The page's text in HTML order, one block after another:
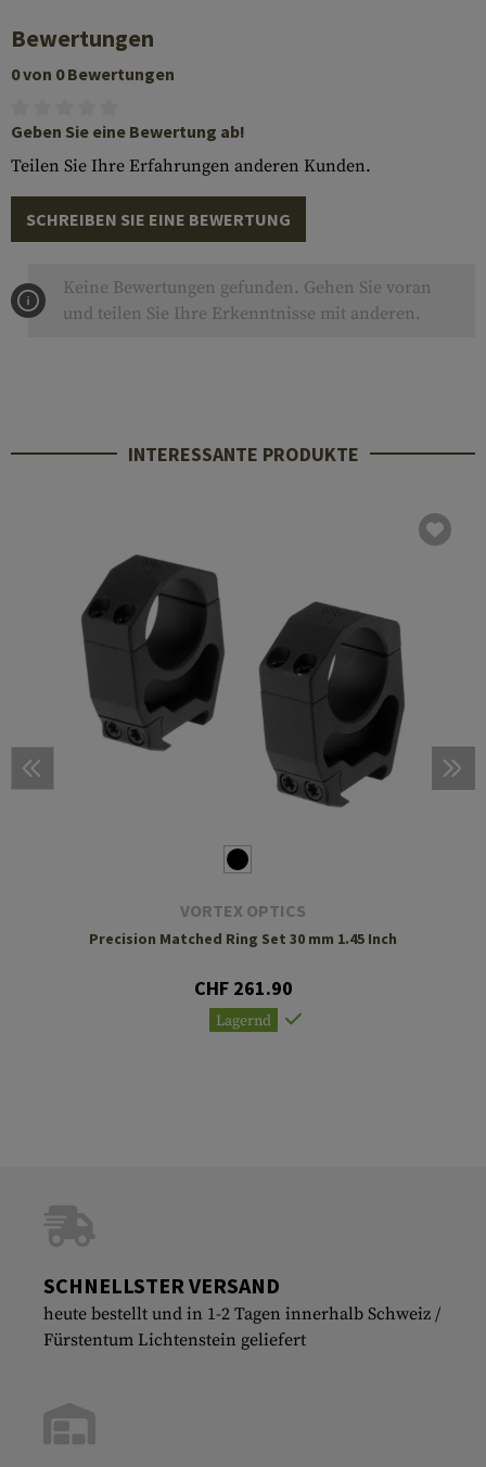
Bewertungen
0 von 0 Bewertungen
Geben Sie eine Bewertung ab!
Teilen Sie Ihre Erfahrungen anderen Kunden.
SCHREIBEN SIE EINE BEWERTUNG
Keine Bewertungen gefunden. Gehen Sie voran
und teilen Sie Ihre Erkenntnisse mit anderen.
INTERESSANTE PRODUKTE
VORTEX OPTICS
Precision Matched Ring Set 30 mm 1.45 Inch
CHF 261.90
Lagernd
SCHNELLSTER VERSAND
heute bestellt und in 1-2 Tagen innerhalb Schweiz /
Fürstentum Lichtenstein geliefert